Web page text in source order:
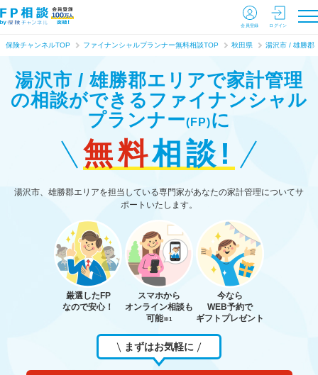
会員登録 ログイン
保険チャンネルTOP ファイナンシャルプランナー無料相談TOP 秋田県 湯沢市 / 雄勝郡
湯沢市 / 雄勝郡エリアで家計管理
の相談ができる ファイナンシャル
プランナー(FP)に
無料相談!
湯沢市、雄勝郡エリアを担当している専門家があなたの家計管理についてサ
ポートいたします。
厳選したFP
なので安心！
スマホから
オンライン相談も
可能※1
今なら
WEB予約で
ギフトプレゼント
まずはお気軽に